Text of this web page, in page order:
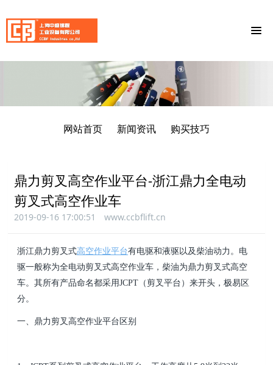
网站首页 新闻资讯 购买技巧
鼎力剪叉高空作业平台-浙江鼎力全电动
剪叉式高空作业车
2019-09-16 17:00:51 www.ccbflift.cn
浙江鼎力剪叉式高空作业平台有电驱和液驱以及柴油动力。电
驱一般称为全电动剪叉式高空作业车，柴油为鼎力剪叉式高空
车。其所有产品命名都采用JCPT（剪叉平台）来开头，极易区
分。
一、鼎力剪叉高空作业平台区别